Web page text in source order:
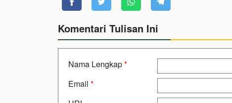
Komentari Tulisan Ini
Nama Lengkap*
Email *